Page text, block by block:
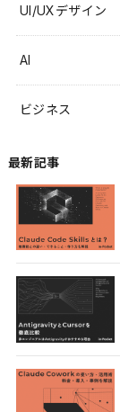
UI/UXデザイン
AI
ビジネス
最新記事